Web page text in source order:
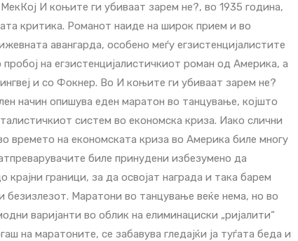
И коњите ги убиваат зарем не?, во 1935 година,
критика. Романот наиде на широк прием и во
авангарда, особено меѓу егзистенцијалистите
на егзистенцијалистичкиот роман од Америка, а
и со Фокнер. Во И коњите ги убиваат зарем не?
начин опишува еден маратон во танцување, којшто
систем во економска криза. Иако слични
времето на економската криза во Америка биле многу
биле принудени избезумено да
крајни граници, за да освојат награда и така барем
Маратони во танцување веќе нема, но во
варијанти во облик на елиминациски „ријалити“
на маратоните, се забавува гледајќи ја туѓата беда и